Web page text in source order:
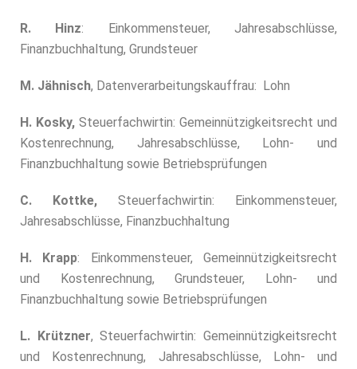
R. Hinz: Einkommensteuer, Jahresabschlüsse,
Finanzbuchhaltung, Grundsteuer
M. Jähnisch, Datenverarbeitungskauffrau: Lohn
H. Kosky, Steuerfachwirtin: Gemeinnützigkeitsrecht und
Kostenrechnung, Jahresabschlüsse, Lohn- und
Finanzbuchhaltung sowie Betriebsprüfungen
C. Kottke, Steuerfachwirtin: Einkommensteuer,
Jahresabschlüsse, Finanzbuchhaltung
H. Krapp: Einkommensteuer, Gemeinnützigkeitsrecht
und Kostenrechnung, Grundsteuer, Lohn- und
Finanzbuchhaltung sowie Betriebsprüfungen
L. Krützner, Steuerfachwirtin: Gemeinnützigkeitsrecht
und Kostenrechnung, Jahresabschlüsse, Lohn- und